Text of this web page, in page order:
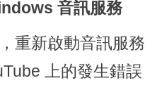
音訊服務
重新啟動音訊服務
上的發生錯誤